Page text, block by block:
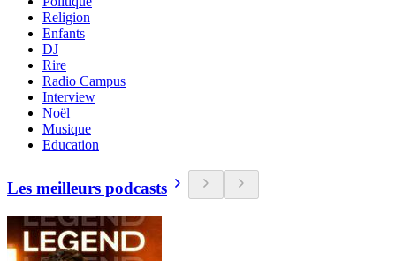
Religion
Enfants
DJ
Rire
Radio Campus
Interview
Noël
Musique
Education
Les meilleurs podcasts